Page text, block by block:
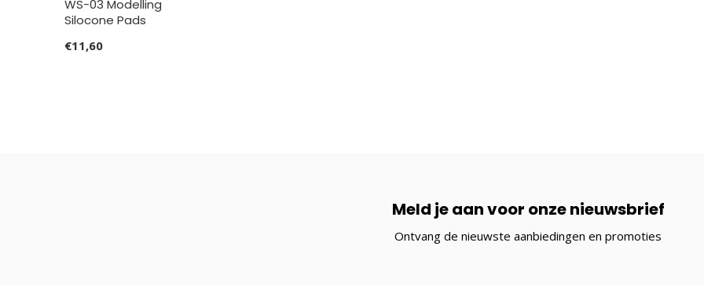
WS-03 Modelling
Silocone Pads
€11,60
Meld je aan voor onze nieuwsbrief
Ontvang de nieuwste aanbiedingen en promoties